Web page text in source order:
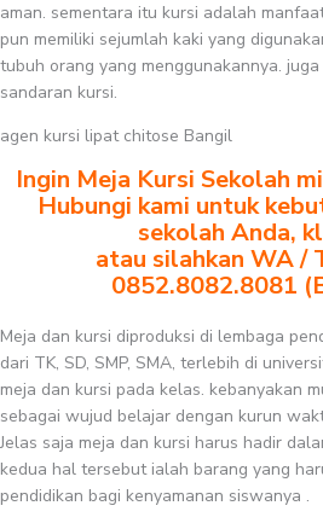
aman. sementara itu kursi adalah
pun memiliki sejumlah kaki yang
tubuh orang yang menggunakannya.
sandaran kursi.
agen kursi lipat chitose Bangil
Ingin Meja Kursi Sekolah
Hubungi kami untuk
sekolah Anda,
atau silahkan WA /
0852.8082.8081
Meja dan kursi diproduksi di lembaga
dari TK, SD, SMP, SMA, terlebih di
meja dan kursi pada kelas. kebanyakan
sebagai wujud belajar dengan kurun
Jelas saja meja dan kursi harus hadir
kedua hal tersebut ialah barang yang
pendidikan bagi kenyamanan siswanya .